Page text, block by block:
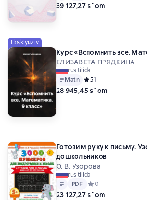
39 127,27 s`om
Eksklyuziv
Курс «Вспомнить все.
ЕЛИЗАВЕТА ПРЯДКИНА
rus tilida
Matn Средний рейтинг 5 на
51
28 945,45 s`om
Готовим руку к письму.
дошкольников
О. В. Узорова
rus tilida
Matn
PDF
PDF Средний рейтинг 0
0
23 127,27 s`om